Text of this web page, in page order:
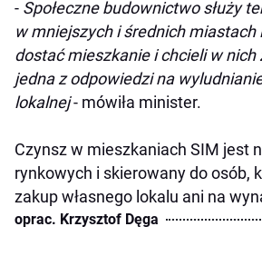
- Społeczne budownictwo służy
w mniejszych i średnich miastach
dostać mieszkanie i chcieli w nich
jedna z odpowiedzi na
lokalnej- mówiła minister.
Czynsz w mieszkaniach SIM jest
rynkowych i skierowany do osób,
zakup własnego lokalu ani na
oprac. Krzysztof Dęga